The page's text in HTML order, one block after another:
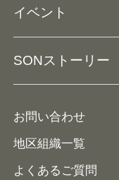
リソースページ
ユニファイドス
コーチとして参加
イベント
ナショナルゲー
SONストーリー
メディア
お問い合わせ
地区組織一覧
よくあるご質問